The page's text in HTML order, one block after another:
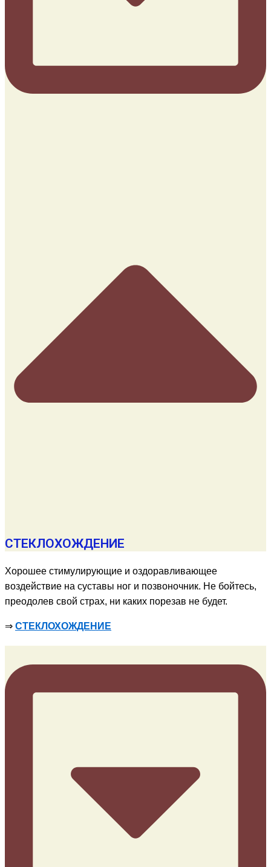
СТЕКЛОХОЖДЕНИЕ
Хорошее стимулирующие и оздоравливающее
воздействие на суставы ног и позвоночник. Не бойтесь,
преодолев свой страх, ни каких порезав не будет.
⇒ СТЕКЛОХОЖДЕНИЕ